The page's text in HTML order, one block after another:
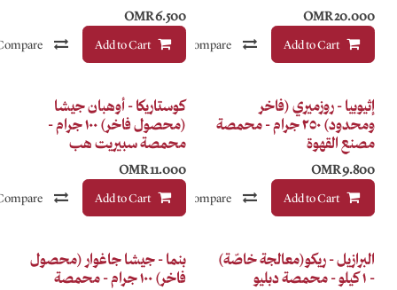
Compare إضافة إلى قائمة الأمنيات
6.500
OMR
Add to Cart
Compare إضافة إلى قائمة الأمنيات
محمصة
Compare إضافة إلى قائمة الأمنيات
فاخر
كوستاريكا - أوهبان جيشا
(محصول فاخر) ١٠٠ جرام -
محمصة سبيريت هب
11.000
Add to Cart
Compare إضافة إلى قائمة الأمنيات
فاخر
بنما - جيشا جاغوار (محصول
فاخر) ١٠٠ جرام - محمصة